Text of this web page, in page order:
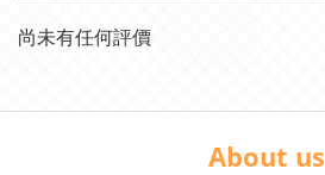
尚未有任何評價
About us